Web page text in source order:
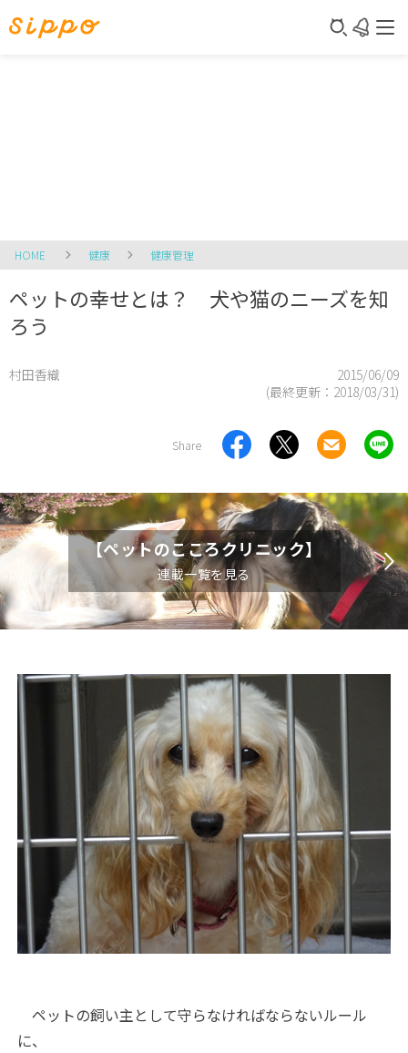
HOME 健康 健康管理
ペットの幸せとは？ 犬や猫のニーズを知
ろう
村田香織
2015/06/09
(最終更新： 2018/03/31)
Share
【ペットのこころクリニック】
連載一覧を見る
ペットの飼い主として守らなければならないルール
に、